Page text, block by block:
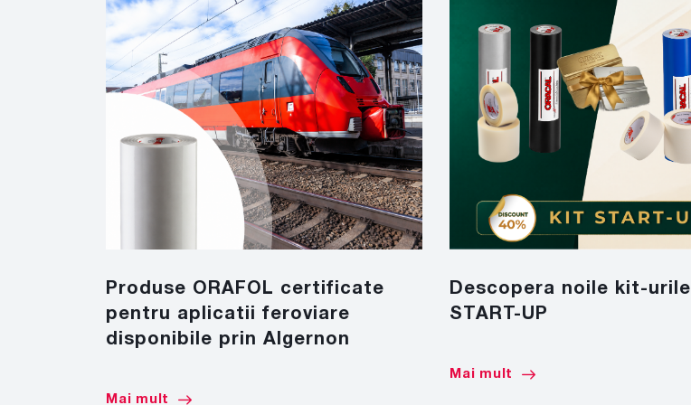
Produse ORAFOL certificate
pentru aplicatii feroviare
disponibile prin Algernon
Mai mult
Descopera noile kit-urile
START-UP
Mai mult